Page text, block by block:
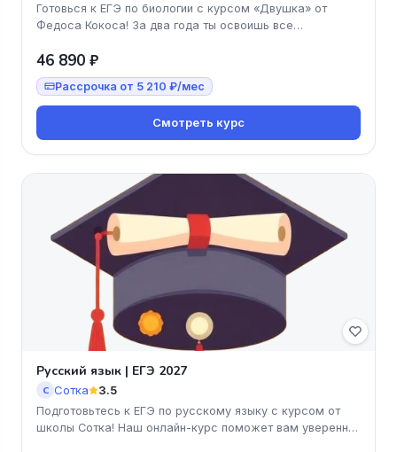
Готовься к ЕГЭ по биологии с курсом «Двушка» от
Федоса Кокоса! За два года ты освоишь все
46 890 ₽
Рассрочка от 5 210 ₽/мес
Смотреть курс
Русский язык | ЕГЭ 2027
С Сотка 3.5
Подготовьтесь к ЕГЭ по русскому языку с курсом от
школы Сотка! Наш онлайн-курс поможет вам уверенно